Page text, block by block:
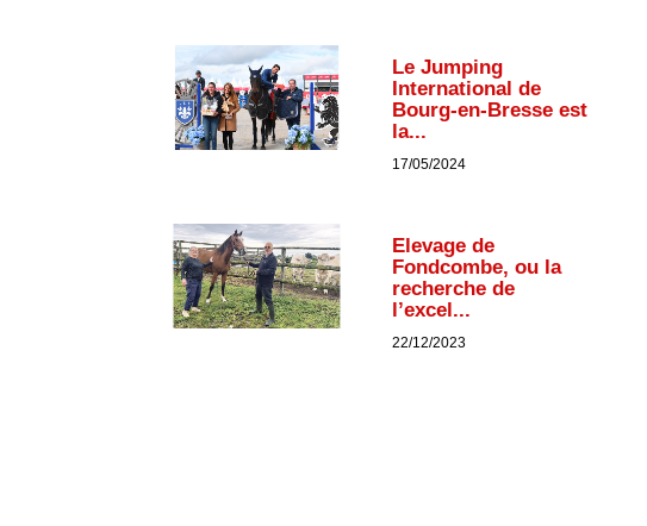
Le Jumping
International de
Bourg-en-Bresse est
la...
17/05/2024
Elevage de
Fondcombe, ou la
recherche de
l’excel...
22/12/2023